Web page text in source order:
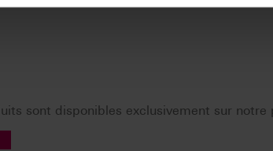
sont disponibles exclusivement sur notre